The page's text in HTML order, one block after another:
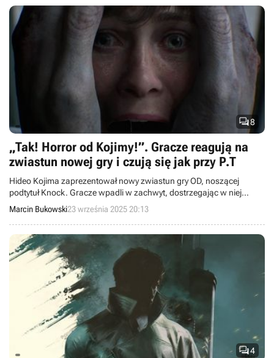
8
„Tak! Horror od Kojimy!”. Gracze reagują na
zwiastun nowej gry i czują się jak przy P.T
Hideo Kojima zaprezentował nowy zwiastun gry OD, noszącej
podtytuł Knock. Gracze wpadli w zachwyt, dostrzegając w niej
następcę P.T.
Marcin Bukowski23 września 2025 20:13
4